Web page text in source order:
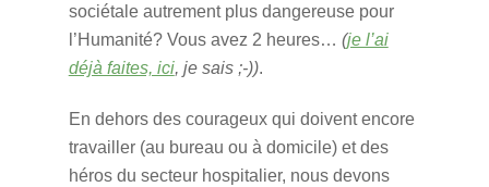
sociétale autrement plus dangereuse pour
l’Humanité? Vous avez 2 heures… (je l’ai
déjà faites, ici, je sais ;-)).
En dehors des courageux qui doivent encore
travailler (au bureau ou à domicile) et des
héros du secteur hospitalier, nous devons